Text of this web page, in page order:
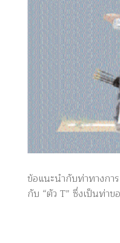
ข้อแนะนำกับท่าทางก
กับ “ตัว T” ซึ่งเป็นท่า